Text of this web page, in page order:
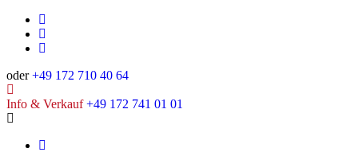
oder+49 172 710 40 64
Info & Verkauf+49 172 741 01 01